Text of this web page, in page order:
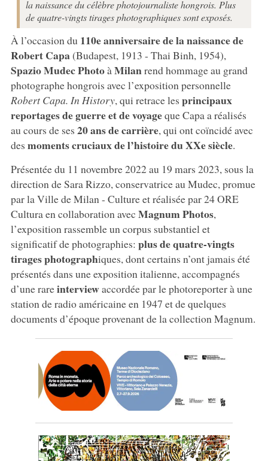
la naissance du célèbre photojournaliste hongrois. Plus
de quatre-vingts tirages photographiques sont exposés.
À l’occasion du 110e anniversaire de la naissance de
Robert Capa(Budapest, 1913 - Thai Binh, 1954),
Spazio Mudec PhotoàMilanrend hommage au grand
photographe hongrois avec l’exposition personnelle
Robert Capa. In History, qui retrace les principaux
reportages de guerre et de voyageque Capa a réalisés
au cours de ses 20 ans de carrière, qui ont coïncidé avec
des moments cruciaux de l’histoire du XXe siècle.
Présentée du 11 novembre 2022 au 19 mars 2023, sous la
direction de Sara Rizzo, conservatrice au Mudec, promue
par la Ville de Milan - Culture et réalisée par 24 ORE
Cultura en collaboration avec Magnum Photos,
l’exposition rassemble un corpus substantiel et
significatif de photographies: plus de quatre-vingts
tirages photographiques, dont certains n’ont jamais été
présentés dans une exposition italienne, accompagnés
d’une rareinterviewaccordée par le photoreporter à une
station de radio américaine en 1947 et de quelques
documents d’époque provenant de la collection Magnum.